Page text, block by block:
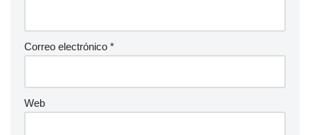
Correo electrónico *
Web